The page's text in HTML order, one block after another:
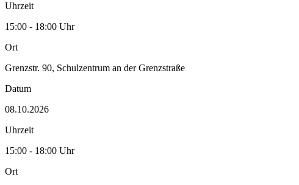
Uhrzeit
15:00 - 18:00 Uhr
Ort
Grenzstr. 90, Schulzentrum an der Grenzstraße
Datum
08.10.2026
Uhrzeit
15:00 - 18:00 Uhr
Ort